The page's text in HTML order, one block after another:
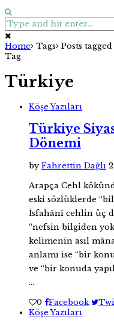
Home Tags Posts
Tag
Türkiye
Köşe Yazıları
Türkiye
Dönemi
byFahrettin Dağlı
Arapça Cehl
eski sözlüklerde
İsfahânî cehlin üç
“nefsin bilgiden
kelimenin asıl
anlamı ise “bir
ve “bir konuda
…
0
Facebook
Köşe Yazıları